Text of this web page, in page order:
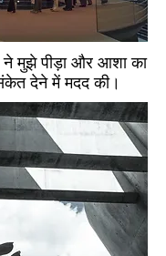
ने मुझे पीड़ा और आशा का
देने में मदद की।